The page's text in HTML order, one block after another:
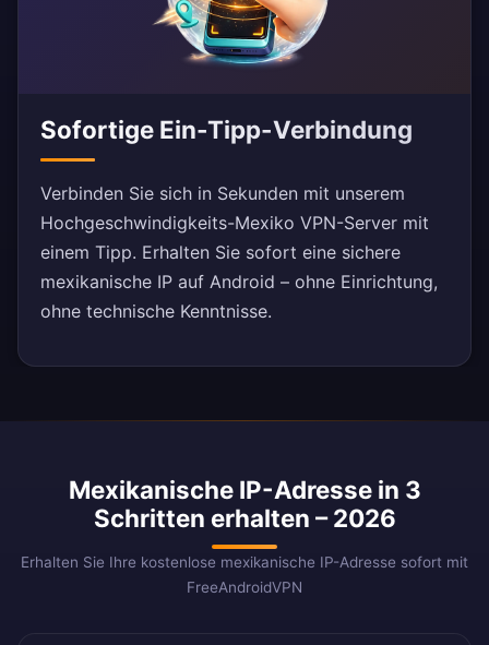
Sofortige Ein-Tipp-Verbindung
Verbinden Sie sich in Sekunden mit unserem
Hochgeschwindigkeits-Mexiko VPN-Server mit
einem Tipp. Erhalten Sie sofort eine sichere
mexikanische IP auf Android – ohne Einrichtung,
ohne technische Kenntnisse.
Mexikanische IP-Adresse in 3
Schritten erhalten – 2026
Erhalten Sie Ihre kostenlose mexikanische IP-Adresse sofort mit
FreeAndroidVPN